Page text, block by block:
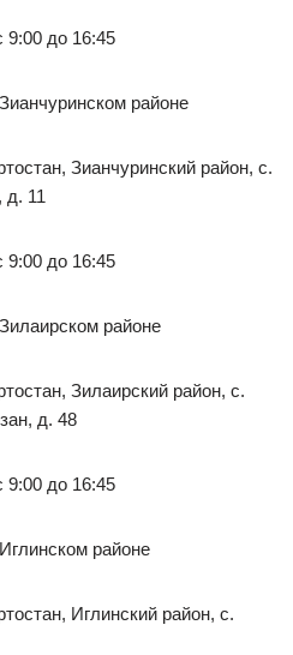
9:00 до 16:45
районе
Зианчуринский район, с.
д. 11
9:00 до 16:45
районе
Зилаирский район, с.
д. 48
9:00 до 16:45
районе
Иглинский район, с.